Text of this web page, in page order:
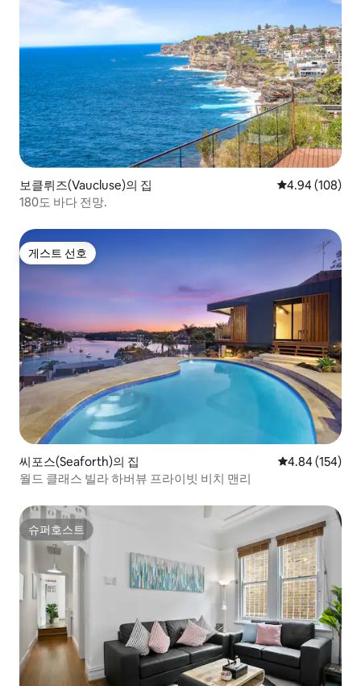
보클뤼즈(Vaucluse)의 집 평점 4.94점(5
4.94 (108)
180도 바다 전망.
게스트 선호
게스트 선호
씨포스(Seaforth)의 집 평점 4.84점(5
4.84 (154)
월드 클래스 빌라 하버뷰 프라이빗 비치 맨리
슈퍼호스트
슈퍼호스트